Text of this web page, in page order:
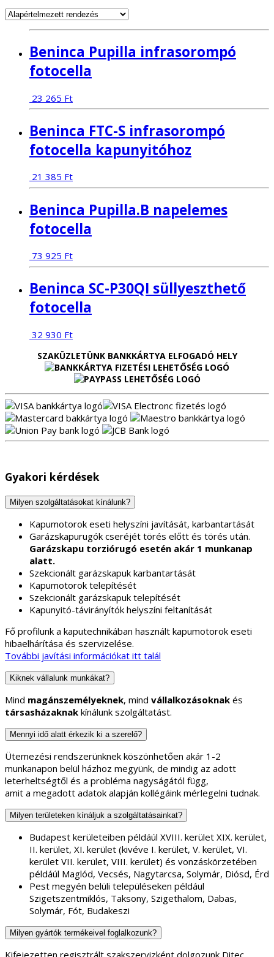
Beninca Pupilla infrasorompó
fotocella
23 265 Ft
Beninca FTC-S infrasorompó
fotocella kapunyitóhoz
21 385 Ft
Beninca Pupilla.B napelemes
fotocella
73 925 Ft
Beninca SC-P30QI süllyeszthető
fotocella
32 930 Ft
SZAKÜZLETÜNK BANKKÁRTYA ELFOGADÓ HELY
Gyakori kérdések
Milyen szolgáltatásokat kínálunk?
Kapumotorok eseti helyszíni javítását, karbantartását
Garázskapurugók cseréjét törés előtt és törés után.
Garázskapu torziórugó esetén akár 1 munkanap
alatt.
Szekcionált garázskapuk karbantartását
Kapumotorok telepítését
Szekcionált garázskapuk telepítését
Kapunyitó-távirányítók helyszíni feltanítását
Fő profilunk a kaputechnikában használt kapumotorok eseti
hibaelhárítása és szervizelése.
További javítási információkat itt talál
Kiknek vállalunk munkákat?
Mind magánszemélyeknek, mind vállalkozásoknak és
társasházaknak kínálunk szolgáltatást.
Mennyi idő alatt érkezik ki a szerelő?
Ütemezési rendszerünknek köszönhetően akár 1-2
munkanapon belül házhoz megyünk, de mindig az adott
leterheltségtől és a probléma nagyságától függ,
amit a megadott adatok alapján kollégáink mérlegelni tudnak.
Milyen területeken kínáljuk a szolgáltatásainkat?
Budapest kerületeiben példáúl XVIII. kerület XIX. kerület,
II. kerület, XI. kerület (kivéve I. kerület, V. kerület, VI.
kerület VII. kerület, VIII. kerület) és vonzáskörzetében
példáúl Maglód, Vecsés, Nagytarcsa, Solymár, Diósd, Érd
Pest megyén belüli településeken például
Szigetszentmiklós, Taksony, Szigethalom, Dabas,
Solymár, Fót, Budakeszi
Milyen gyártók termékeivel foglalkozunk?
Kifejezetten regisztrált szakszervizként dolgozunk Ditec,